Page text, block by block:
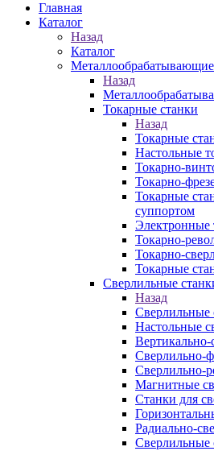
Главная
Каталог
Назад
Каталог
Металлообрабатывающие
Назад
Токарные станки
Назад
Токарные
Настольные
Токарно-
Токарно-
Токарные
суппортом
Электронные
Токарно-
Токарно-
Токарные
Сверлильные
Назад
Сверлильные
Настольные
Вертикально-
Сверлильно-
Сверлильно-
Магнитные
Станки для
Радиально-